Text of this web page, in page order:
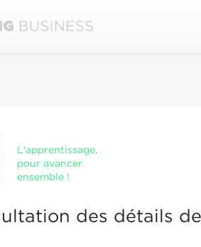
L'apprentissage,
pour avancer
ensemble !
des détails